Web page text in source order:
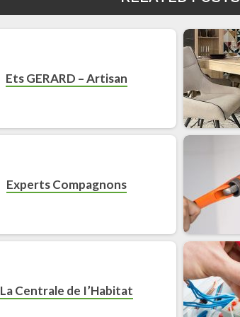
Ets GERARD – Artisan
Experts Compagnons
La Centrale de I’Habitat